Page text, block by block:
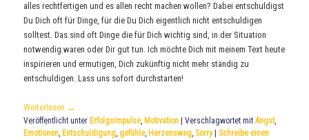
alles rechtfertigen und es allen recht machen wollen? Dabei entschuldigst
Du Dich oft für Dinge, für die Du Dich eigentlich nicht entschuldigen
solltest. Das sind oft Dinge die für Dich wichtig sind, in der Situation
notwendig waren oder Dir gut tun. Ich möchte Dich mit meinem Text heute
inspirieren und ermutigen, Dich zukünftig nicht mehr ständig zu
entschuldigen. Lass uns sofort durchstarten!
Weiterlesen →
Veröffentlicht unter Erfolgsimpulse, Motivation |Verschlagwortet mit Angst,
Emotionen, Entschuldigung, gefühle, Herzensweg, Sorry
Schreibe einen